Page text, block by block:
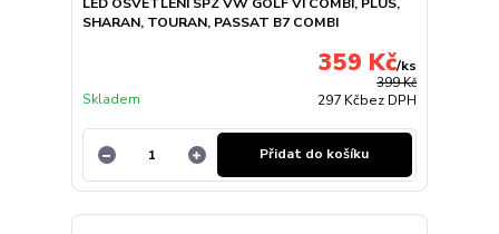
SHARAN, TOURAN, PASSAT B7 COMBI
399 Kč
359 Kč/ks
297 Kčbez DPH
Skladem
Přidat do košíku